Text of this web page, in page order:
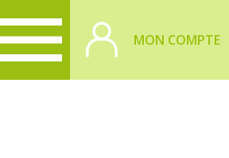
MON COMPTE